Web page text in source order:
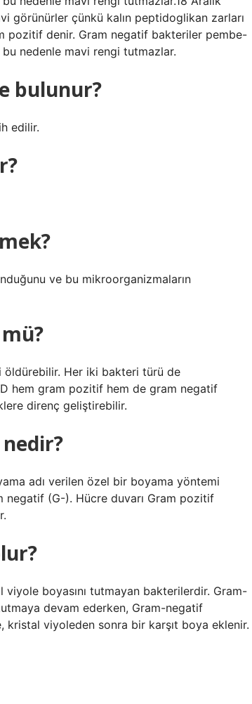
görünürler çünkü kalın peptidoglikan zarları
pozitif denir. Gram negatif bakteriler pembe-
bu nedenle mavi rengi tutmazlar.
bulunur?
edilir.
ve bu mikroorganizmaların
Her iki bakteri türü de
hem gram pozitif hem de gram negatif
direnç geliştirebilir.
adı verilen özel bir boyama yöntemi
negatif (G-). Hücre duvarı Gram pozitif
boyasını tutmayan bakterilerdir. Gram-
devam ederken, Gram-negatif
viyoleden sonra bir karşıt boya eklenir.